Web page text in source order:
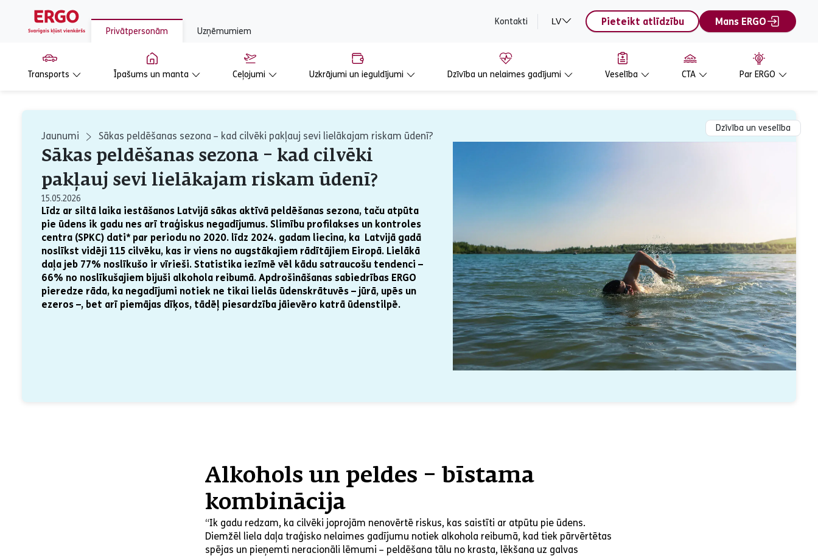
Privātpersonām Uzņēmumiem
Kontakti LV Pieteikt atlīdzību Mans ERGO
Transports Īpašums un manta Ceļojumi Uzkrājumi un ieguldījumi Dzīvība un nelaimes gadījumi Veselība CTA Par ERGO
Jaunumi Sākas peldēšanas sezona – kad cilvēki pakļauj sevi lielākajam riskam ūdenī?
Sākas peldēšanas sezona – kad cilvēki
pakļauj sevi lielākajam riskam ūdenī?
15.05.2026
Līdz ar siltā laika iestāšanos Latvijā sākas aktīvā peldēšanas sezona, taču atpūta
pie ūdens ik gadu nes arī traģiskus negadījumus. Slimību profilakses un kontroles
centra (SPKC) dati* par periodu no 2020. līdz 2024. gadam liecina, ka Latvijā gadā
noslīkst vidēji 115 cilvēku, kas ir viens no augstākajiem rādītājiem Eiropā. Lielākā
daļa jeb 77% noslīkušo ir vīrieši. Statistika iezīmē vēl kādu satraucošu tendenci –
66% no noslīkušajiem bijuši alkohola reibumā. Apdrošināšanas sabiedrības ERGO
pieredze rāda, ka negadījumi notiek ne tikai lielās ūdenskrātuvēs – jūrā, upēs un
ezeros –, bet arī piemājas dīķos, tādēļ piesardzība jāievēro katrā ūdenstilpē.
Dzīvība un veselība
Alkohols un peldes – bīstama
kombinācija
“Ik gadu redzam, ka cilvēki joprojām nenovērtē riskus, kas saistīti ar atpūtu pie ūdens.
Diemžēl liela daļa traģisko nelaimes gadījumu notiek alkohola reibumā, kad tiek pārvērtētas
spējas un pieņemti neracionāli lēmumi – peldēšana tālu no krasta, lēkšana uz galvas